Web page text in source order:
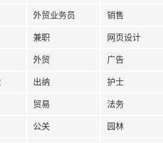
外贸业务员 销售
兼职 网页设计
外贸 广告
出纳 护士
贸易 法务
公关 园林